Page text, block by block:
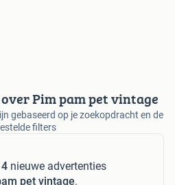
Pim pam pet vintage
gebaseerd op je zoekopdracht en de
filters
4 nieuwe advertenties
pet vintage.